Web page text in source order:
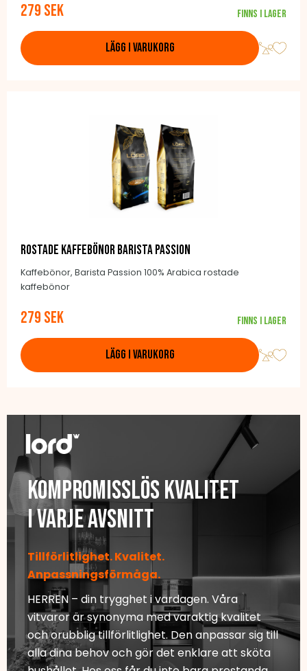
279 SEK Finns i lager
LÄGG I VARUKORG
Rostade kaffebönor Barista Passion
Kaffebönor, Barista Passion 100% Arabica rostade
kaffebönor
279 SEK Finns i lager
LÄGG I VARUKORG
Kompromisslös kvalitet
I varje avsnitt
Tillförlitlighet. Kvalitet.
Anpassningsförmåga.
HERREN – din trygghet i vardagen. Våra
vitvaror är synonyma med varaktig kvalitet
och orubblig tillförlitlighet. Den anpassar sig till
alla dina behov och gör det enklare att sköta